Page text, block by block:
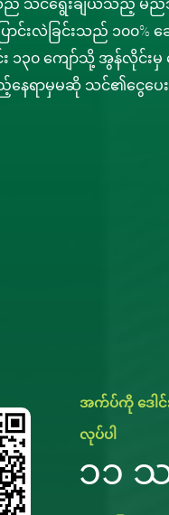
သင်ရွေးချယ်သည့် မည်
င်းလဲခြင်းသည် ၁၀၀% ခ
၃၀ ကျော်သို့ အွန်လိုင်းမှ ငွ
သည့်နေရာမှမဆို သင်၏ငွေ
အက်ပ်ကို ဒေါင်
လုပ်ပါ
၁၁ သ